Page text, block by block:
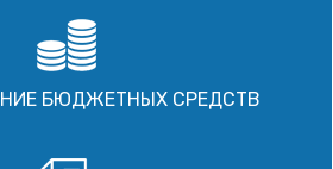
БЮДЖЕТНЫХ СРЕДСТВ